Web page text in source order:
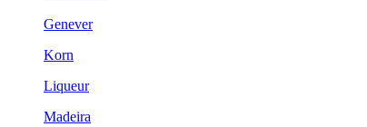
Genever
Korn
Liqueur
Madeira